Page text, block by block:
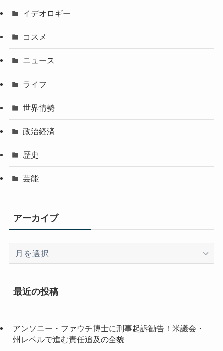
イデオロギー
コスメ
ニュース
ライフ
世界情勢
政治経済
歴史
芸能
アーカイブ
イ
最近の投稿
アンソニー・ファウチ博士に刑事起訴勧告！米議会・
州レベルで進む責任追及の全貌